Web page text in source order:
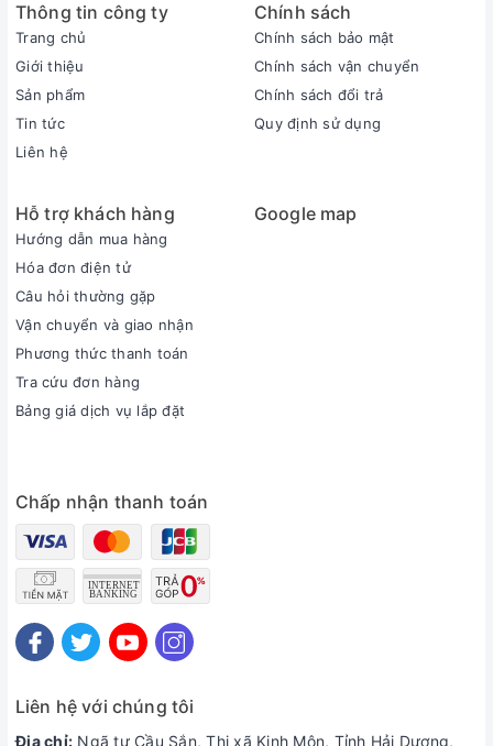
Thông tin công ty
Trang chủ
Giới thiệu
Sản phẩm
Tin tức
Liên hệ
Chính sách
Chính sách bảo mật
Chính sách vận chuyển
Chính sách đổi trả
Quy định sử dụng
Hỗ trợ khách hàng
Hướng dẫn mua hàng
Hóa đơn điện tử
Câu hỏi thường gặp
Vận chuyển và giao nhận
Phương thức thanh toán
Tra cứu đơn hàng
Bảng giá dịch vụ lắp đặt
Google map
Chấp nhận thanh toán
Liên hệ với chúng tôi
Địa chỉ: Ngã tư Cầu Sắn, Thị xã Kinh Môn, Tỉnh Hải Dương,